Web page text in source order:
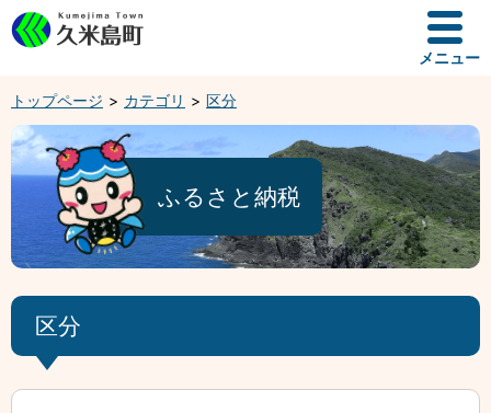
メニュー
トップページ カテゴリ 区分
ふるさと納税
区分